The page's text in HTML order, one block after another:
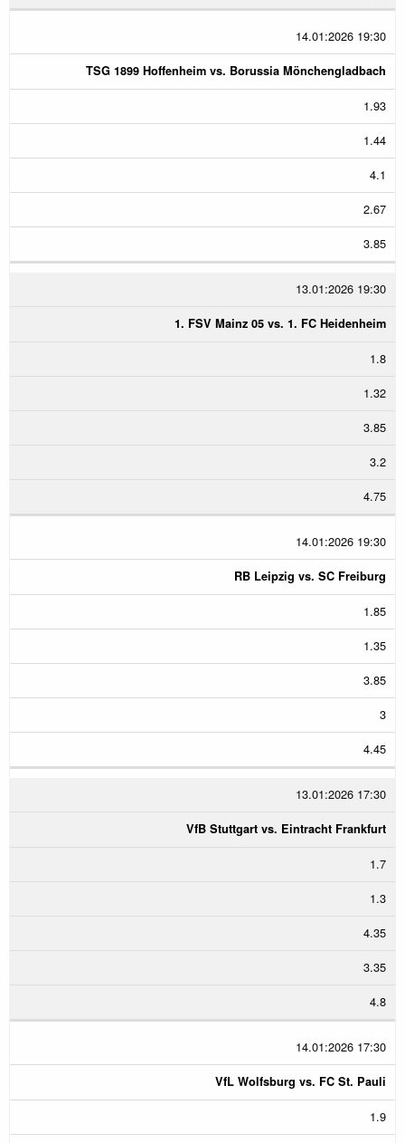
14.01:2026 19:30
TSG 1899 Hoffenheim vs. Borussia Mönchengladbach
1.93
1.44
4.1
2.67
3.85
13.01:2026 19:30
1. FSV Mainz 05 vs. 1. FC Heidenheim
1.8
1.32
3.85
3.2
4.75
14.01:2026 19:30
RB Leipzig vs. SC Freiburg
1.85
1.35
3.85
3
4.45
13.01:2026 17:30
VfB Stuttgart vs. Eintracht Frankfurt
1.7
1.3
4.35
3.35
4.8
14.01:2026 17:30
VfL Wolfsburg vs. FC St. Pauli
1.9